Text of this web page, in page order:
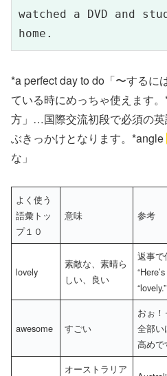
watched a DVD and
home.
*a perfect day to do「〜する
ている時にめっちゃ使えます
方」…国際交流初段で必須の
ぶきっかけとなります。*angle
な」
よく使う
語彙トッ
プ１０
意味 参考
lovely
素敵な、素晴ら
しい、良い
返事で
“lovely.”
awesome すごい
おぉ
全部
高めで
オーストラリア